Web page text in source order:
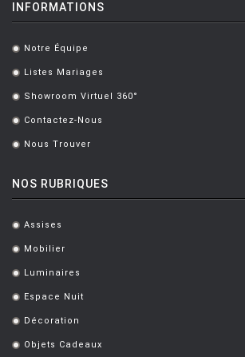
INFORMATIONS
. Notre Équipe
. Listes Mariages
. Showroom Virtuel 360°
. Contactez-Nous
. Nous Trouver
NOS RUBRIQUES
. Assises
. Mobilier
. Luminaires
. Espace Nuit
. Décoration
. Objets Cadeaux